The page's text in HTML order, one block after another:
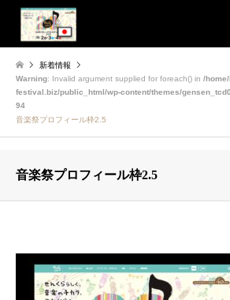
新着情報
Warning: Invalid argument supplied for foreach() in /
festival.biz/public_html/wp-content/themes/
94
音楽祭プロフィール枠2.5
音楽祭プロフィール枠2.5